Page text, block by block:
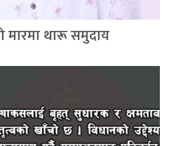
मारमा थारू समुदाय